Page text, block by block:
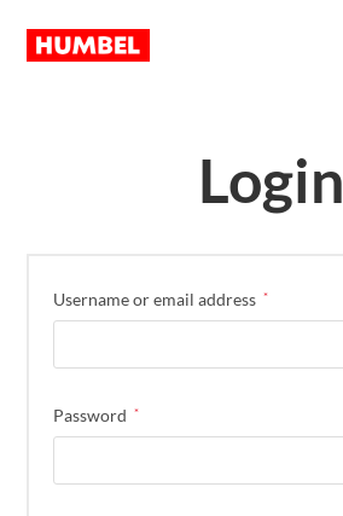
Login
Username or email address *
Password *